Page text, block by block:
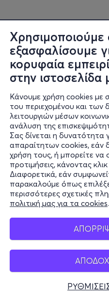
εξασφαλίσουμε
κορυφαία
στην ιστοσελίδα
Κάνουμε χρήση cookies με
του περιεχομένου και των
λειτουργιών μέσων
ανάλυση της
Σας δίνεται η
απαραίτητων cookies, εάν
χρήση τους, ή μπορείτε να
προτιμήσεις, κάνοντας
Διαφορετικά, εάν
παρακαλούμε όπως
περισσότερες σχετικές
πολιτική μας για τα cookies.